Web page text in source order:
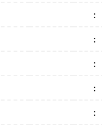
:
:
:
:
:
:
:
:
:
: